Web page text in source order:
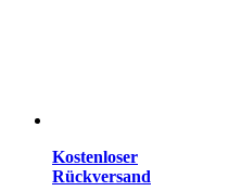
Kostenloser
Rückversand